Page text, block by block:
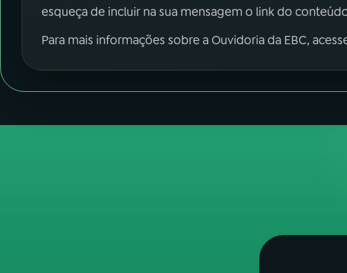
esqueça de incluir na sua mensagem o link do
Para mais informações sobre a Ouvidoria da EBC,